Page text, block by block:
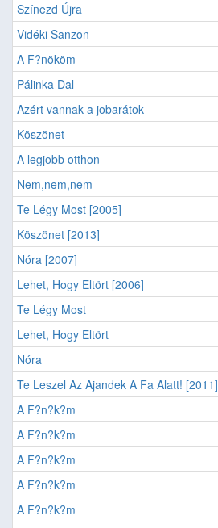
Színezd Újra
Vidéki Sanzon
A F?nököm
Pálinka Dal
Azért vannak a jobarátok
Köszönet
A legjobb otthon
Nem,nem,nem
Te Légy Most [2005]
Köszönet [2013]
Nóra [2007]
Lehet, Hogy Eltört [2006]
Te Légy Most
Lehet, Hogy Eltört
Nóra
Te Leszel Az Ajandek A Fa Alatt! [2011]
A F?n?k?m
A F?n?k?m
A F?n?k?m
A F?n?k?m
A F?n?k?m